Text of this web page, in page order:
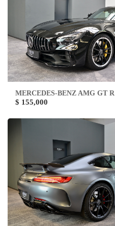
MERCEDES-BENZ AMG GT R
$ 155,000